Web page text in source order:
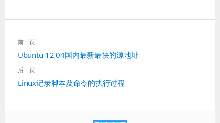
文
章
导
航
前一页
上
一
Ubuntu 12.04国内最新最快的源地址
后一页
下
Linux记录脚本及命令的执行过程